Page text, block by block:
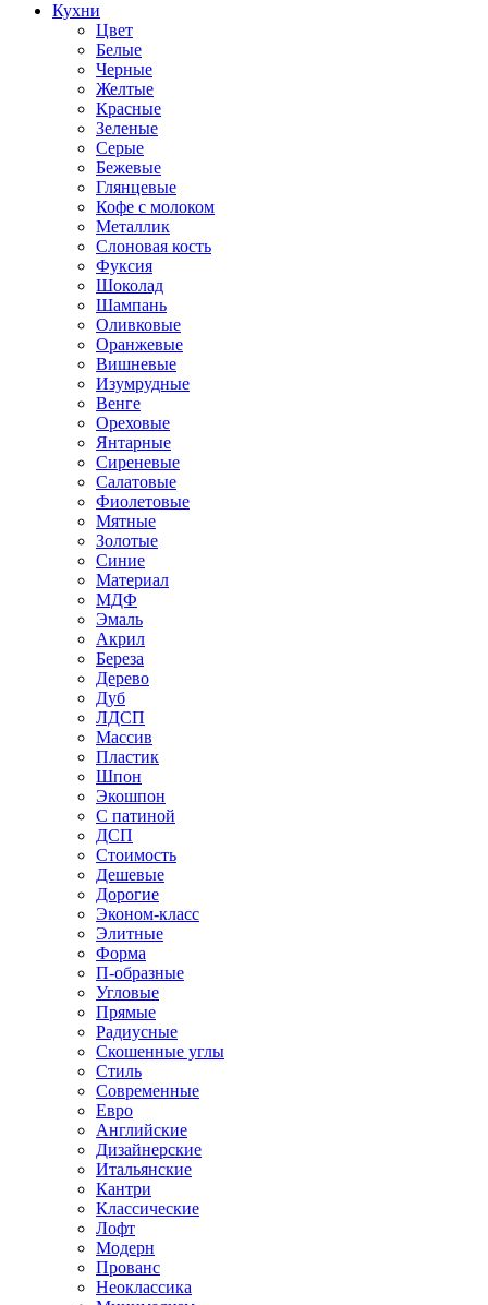
Кухни
Цвет
Белые
Черные
Желтые
Красные
Зеленые
Серые
Бежевые
Глянцевые
Кофе с молоком
Металлик
Слоновая кость
Фуксия
Шоколад
Шампань
Оливковые
Оранжевые
Вишневые
Изумрудные
Венге
Ореховые
Янтарные
Сиреневые
Салатовые
Фиолетовые
Мятные
Золотые
Синие
Материал
МДФ
Эмаль
Акрил
Береза
Дерево
Дуб
ЛДСП
Массив
Пластик
Шпон
Экошпон
С патиной
ДСП
Стоимость
Дешевые
Дорогие
Эконом-класс
Элитные
Форма
П-образные
Угловые
Прямые
Радиусные
Скошенные углы
Стиль
Современные
Евро
Английские
Дизайнерские
Итальянские
Кантри
Классические
Лофт
Модерн
Прованс
Неоклассика